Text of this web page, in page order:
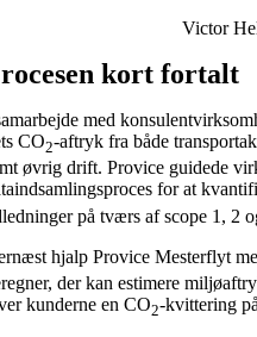
Victor
kort fortalt
med
CO2-aftryk fra både
øvrig drift. Provice guidede
for at
på tværs af scope 1, 2
hjalp Provice Mesterflyt
der kan estimere
kunderne en CO2-kvittering